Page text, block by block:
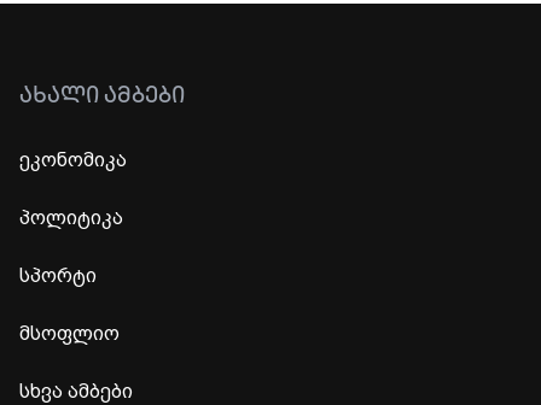
ᲐᲮᲐᲚᲘ ᲐᲛᲑᲔᲑᲘ
ეკონომიკა
პოლიტიკა
სპორტი
მსოფლიო
სხვა ამბები